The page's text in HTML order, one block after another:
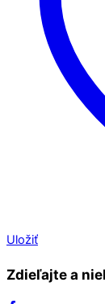
Uložiť
Zdieľajte a